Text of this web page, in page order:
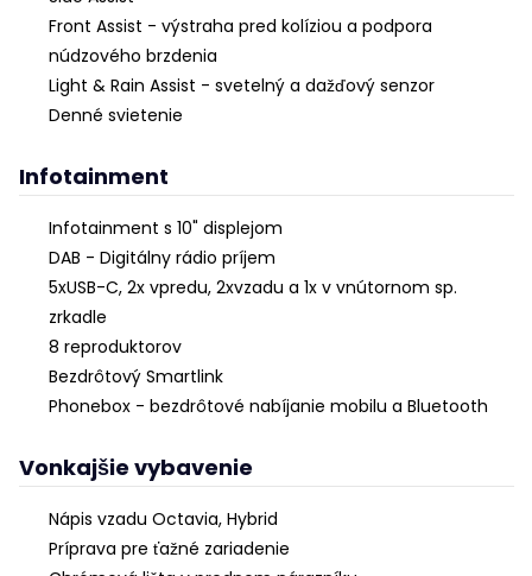
Front Assist - výstraha pred kolíziou a podpora
núdzového brzdenia
Light & Rain Assist - svetelný a dažďový senzor
Denné svietenie
Infotainment
Infotainment s 10" displejom
DAB - Digitálny rádio príjem
5xUSB-C, 2x vpredu, 2xvzadu a 1x v vnútornom sp.
zrkadle
8 reproduktorov
Bezdrôtový Smartlink
Phonebox - bezdrôtové nabíjanie mobilu a Bluetooth
Vonkajšie vybavenie
Nápis vzadu Octavia, Hybrid
Príprava pre ťažné zariadenie